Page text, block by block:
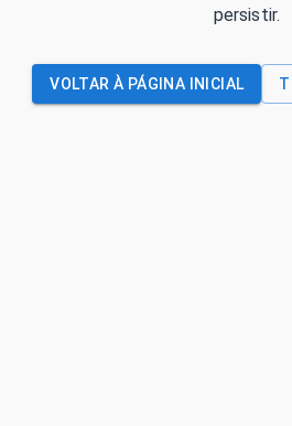
persistir.
VOLTAR À PÁGINA INICIAL